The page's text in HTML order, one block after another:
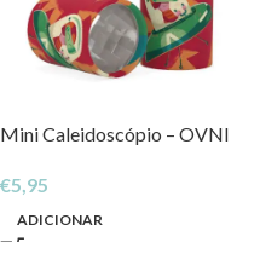
Mini Caleidoscópio – OVNI
€5,95
ADICIONAR